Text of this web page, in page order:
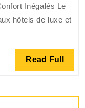
Inégalés Le
hôtels de luxe et
Read Full Read
Full